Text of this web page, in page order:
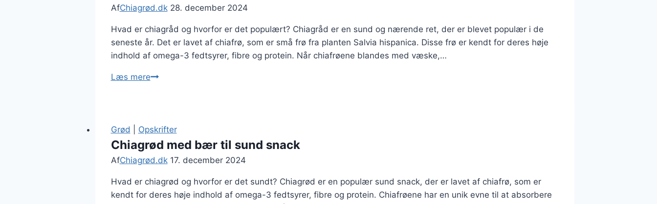
AfChiagrød.dk 28. december 2024
Hvad er chiagråd og hvorfor er det populært? Chiagråd er en sund og nærende ret, der er blevet populær i de
seneste år. Det er lavet af chiafrø, som er små frø fra planten Salvia hispanica. Disse frø er kendt for deres høje
indhold af omega-3 fedtsyrer, fibre og protein. Når chiafrøene blandes med væske,…
Læs mereChiagråd
banan
Grød Opskrifter
Chiagrød med bær til sund snack
AfChiagrød.dk 17. december 2024
Hvad er chiagrød og hvorfor er det sundt? Chiagrød er en populær sund snack, der er lavet af chiafrø, som er
kendt for deres høje indhold af omega-3 fedtsyrer, fibre og protein. Chiafrøene har en unik evne til at absorbere